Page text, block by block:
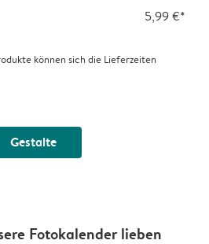
5,99 €*
können sich die Lieferzeiten
Gestalte
Fotokalender lieben